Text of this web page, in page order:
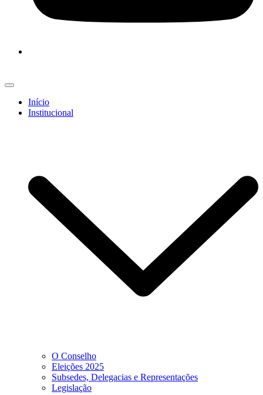
Início
Institucional
O Conselho
Eleições 2025
Subsedes, Delegacias e Representações
Legislação